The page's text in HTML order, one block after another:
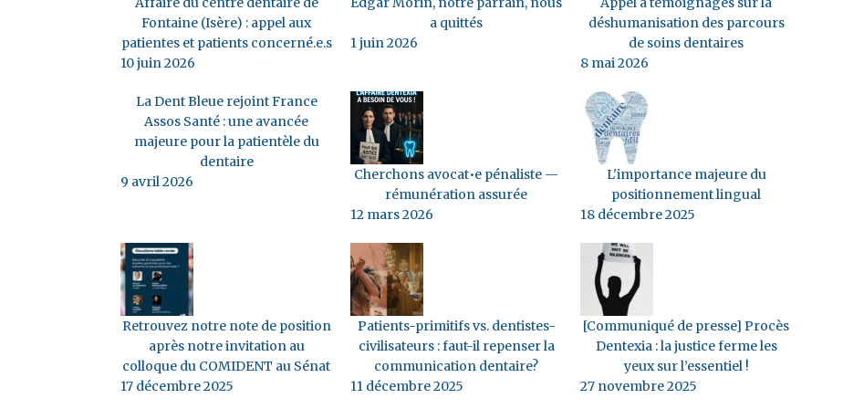
psychologiques et/ou financières). En général, l’acceptation du nouveau planning de soins
patient a l’impression qu’on lui donne toutes les clés pour comprendre ce qui l’attend et qu’il peut
assez précise de la durée totale du traitement.
Fontaine (Isère) : appel aux
patientes et patients concerné.e.s
10 juin 2026
a quittés
1 juin 2026
déshumanisation des parcours
de soins dentaires
8 mai 2026
La Dent Bleue rejoint France
Assos Santé : une avancée
majeure pour la patientèle du
dentaire
9 avril 2026
Cherchons avocat•e pénaliste —
rémunération assurée
12 mars 2026
L'importance majeure du
positionnement lingual
18 décembre 2025
Retrouvez notre note de position
après notre invitation au
colloque du COMIDENT au Sénat
17 décembre 2025
Patients-primitifs vs. dentistes-
civilisateurs : faut-il repenser la
communication dentaire?
11 décembre 2025
[Communiqué de presse] Procès
Dentexia : la justice ferme les
yeux sur l’essentiel !
27 novembre 2025